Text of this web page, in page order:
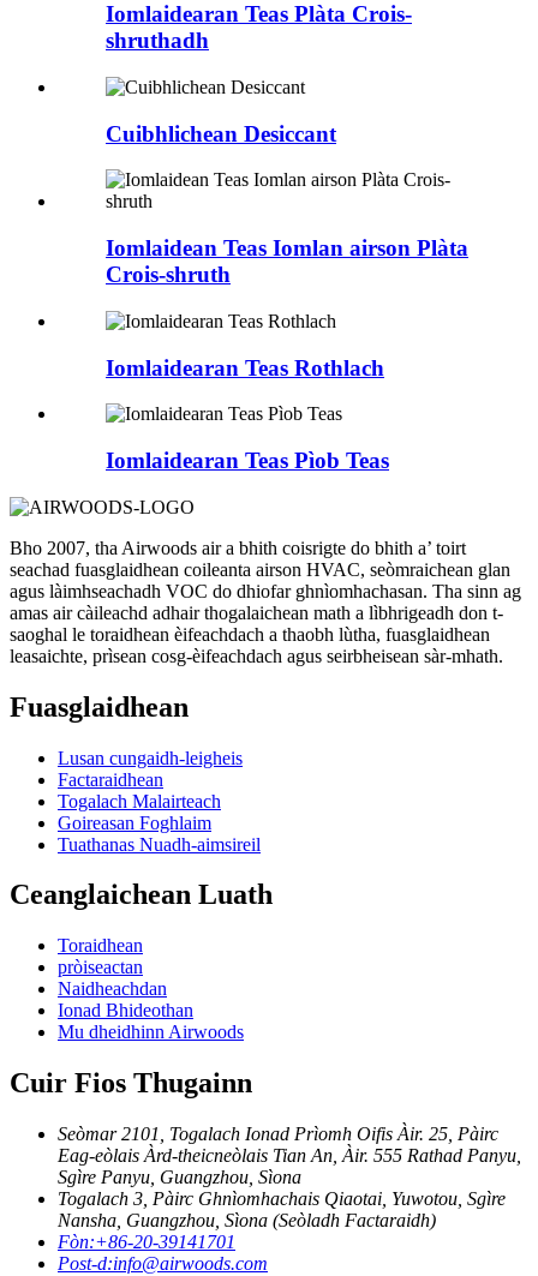
Iomlaidearan Teas Plàta Crois-
shruthadh
Cuibhlichean Desiccant
Iomlaidean Teas Iomlan airson Plàta
Crois-shruth
Iomlaidearan Teas Rothlach
Iomlaidearan Teas Pìob Teas
Bho 2007, tha Airwoods air a bhith coisrigte do bhith a’ toirt
seachad fuasglaidhean coileanta airson HVAC, seòmraichean glan
agus làimhseachadh VOC do dhiofar ghnìomhachasan. Tha sinn ag
amas air càileachd adhair thogalaichean math a lìbhrigeadh don t-
saoghal le toraidhean èifeachdach a thaobh lùtha, fuasglaidhean
leasaichte, prìsean cosg-èifeachdach agus seirbheisean sàr-mhath.
Fuasglaidhean
Lusan cungaidh-leigheis
Factaraidhean
Togalach Malairteach
Goireasan Foghlaim
Tuathanas Nuadh-aimsireil
Ceanglaichean Luath
Toraidhean
pròiseactan
Naidheachdan
Ionad Bhideothan
Mu dheidhinn Airwoods
Cuir Fios Thugainn
Seòmar 2101, Togalach Ionad Prìomh Oifis Àir. 25, Pàirc
Eag-eòlais Àrd-theicneòlais Tian An, Àir. 555 Rathad Panyu,
Sgìre Panyu, Guangzhou, Sìona
Togalach 3, Pàirc Ghnìomhachais Qiaotai, Yuwotou, Sgìre
Nansha, Guangzhou, Sìona (Seòladh Factaraidh)
Fòn:+86-20-39141701
Post-d:info@airwoods.com